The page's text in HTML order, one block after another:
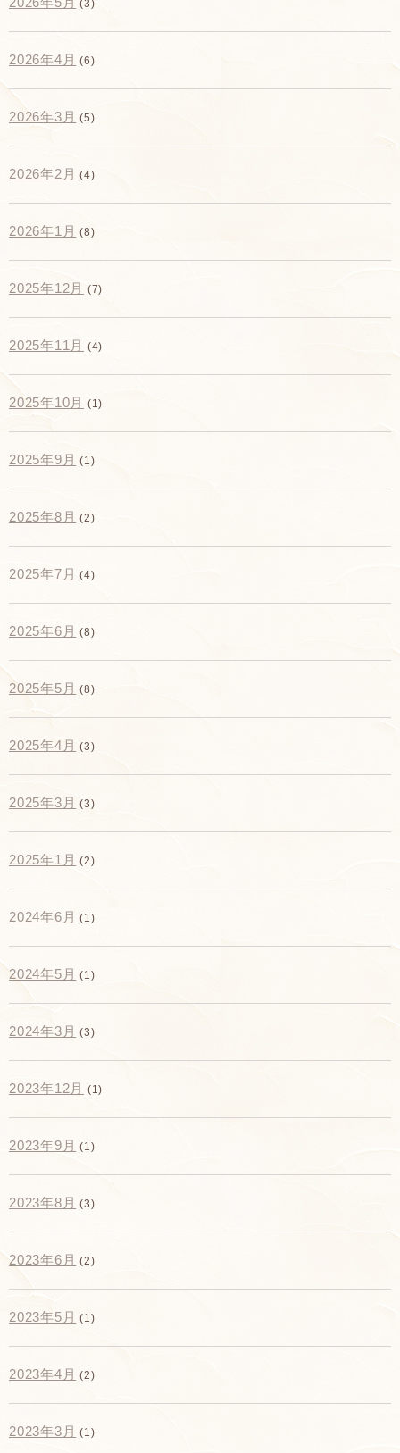
(3)
2026年4月 (6)
2026年3月 (5)
2026年2月 (4)
2026年1月 (8)
2025年12月 (7)
2025年11月 (4)
2025年10月 (1)
2025年9月 (1)
2025年8月 (2)
2025年7月 (4)
2025年6月 (8)
2025年5月 (8)
2025年4月 (3)
2025年3月 (3)
2025年1月 (2)
2024年6月 (1)
2024年5月 (1)
2024年3月 (3)
2023年12月 (1)
2023年9月 (1)
2023年8月 (3)
2023年6月 (2)
2023年5月 (1)
2023年4月 (2)
2023年3月 (1)